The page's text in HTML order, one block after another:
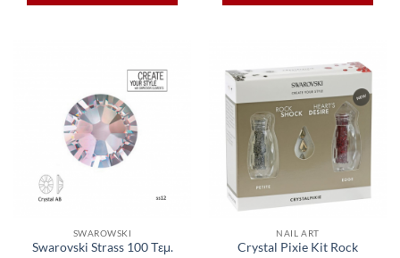
SWAROWSKI
Swarovski Strass 100 Τεμ.
NAIL ART
Crystal Pixie Kit Rock